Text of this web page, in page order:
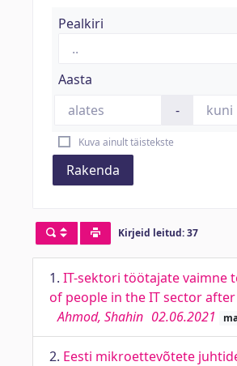
Pealkiri
Aasta
-
Kuva ainult täistekste
Rakenda
Kirjeid leitud: 37
1. IT-sektori töötajate vaimne
of people in the IT sector
Ahmod, Shahin 02.06.2021
2. Eesti mikroettevõtete